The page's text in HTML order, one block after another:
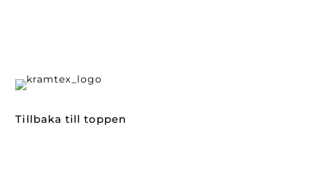
Tillbaka till toppen